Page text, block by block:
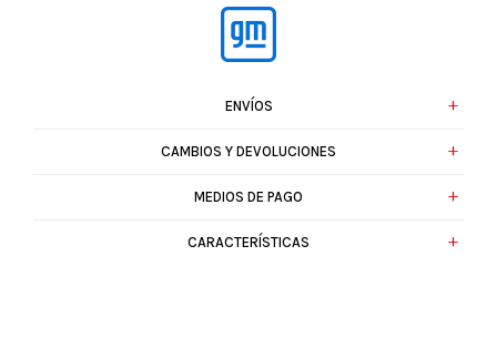
ENVÍOS
CAMBIOS Y DEVOLUCIONES
MEDIOS DE PAGO
CARACTERÍSTICAS